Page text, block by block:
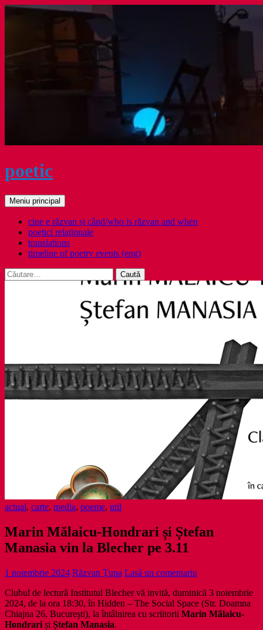
Sari
poetic
Caută
Meniu principal
cine e răzvan și când/who is răzvan and when
poetici relaţionale
translations
timeline of poetry events (eng)
Caută
după:
actual, carte, media, poeme, util
Marin Mălaicu-Hondrari și Ștefan
Manasia vin la Blecher pe 3.11
1 noiembrie 2024 Răzvan Țupa Lasă un comentariu
Clubul de lectură Institutul Blecher vă invită, duminică 3 noiembrie
2024, de la ora 18:30, în Hidden – The Social Space (Str. Doamna
Chiajna 26, București), la întâlnirea cu scriitorii Marin Mălaicu-
Hondrari și Ștefan Manasia.